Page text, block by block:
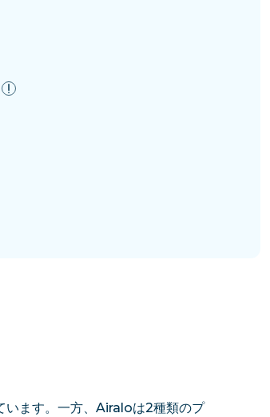
ます。一方、Airaloは2種類のプ